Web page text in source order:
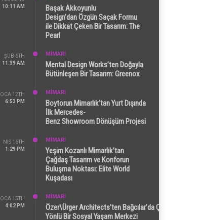
10:11 AM
Başak Akkoyunlu
Design’dan Özgün Saçak Formu
ile Dikkat Çeken Bir Tasarım: The
Pearl
ŞUB 6TH
11:39 AM
MİMARİ
Mental Design Works’ten Doğayla
Bütünleşen Bir Tasarım: Greenox
OCA 12TH
6:53 PM
MİMARİ
Boytorun Mimarlık’tan Yurt Dışında
İlk Mercedes-
Benz Showroom Dönüşüm Projesi
NIS 16TH
1:29 PM
MİMARİ
Yeşim Kozanlı Mimarlık’tan
Çağdaş Tasarım ve Konforun
Buluşma Noktası: Elite World
Kuşadası
OCA 15TH
4:02 PM
MİMARİ
Özer\Ürger Architects’ten Bağcılar’da Çok
Yönlü Bir Sosyal Yaşam Merkezi